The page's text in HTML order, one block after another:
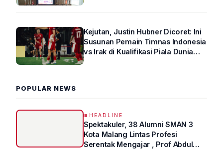
Kejutan, Justin Hubner Dicoret: Ini
Susunan Pemain Timnas Indonesia
vs Irak di Kualifikasi Piala Dunia
POPULAR NEWS
HEADLINE
Spektakuler, 38 Alumni SMAN 3
Kota Malang Lintas Profesi
Serentak Mengajar , Prof Abdul